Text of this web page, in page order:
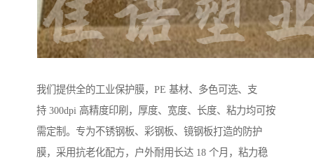
我们提供全的工业保护膜，PE 基材、多色可选、支
持 300dpi 高精度印刷，厚度、宽度、长度、粘力均可按
需定制。专为不锈钢板、彩钢板、镜钢板打造的防护
膜，采用抗老化配方，户外耐用长达 18 个月，粘力稳